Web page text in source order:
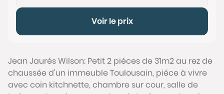
Voir le prix
Jean Jaurés Wilson: Petit 2 piéces de 31m2 au rez de
chaussée d'un immeuble Toulousain, piéce à vivre
avec coin kitchnette, chambre sur cour, salle de